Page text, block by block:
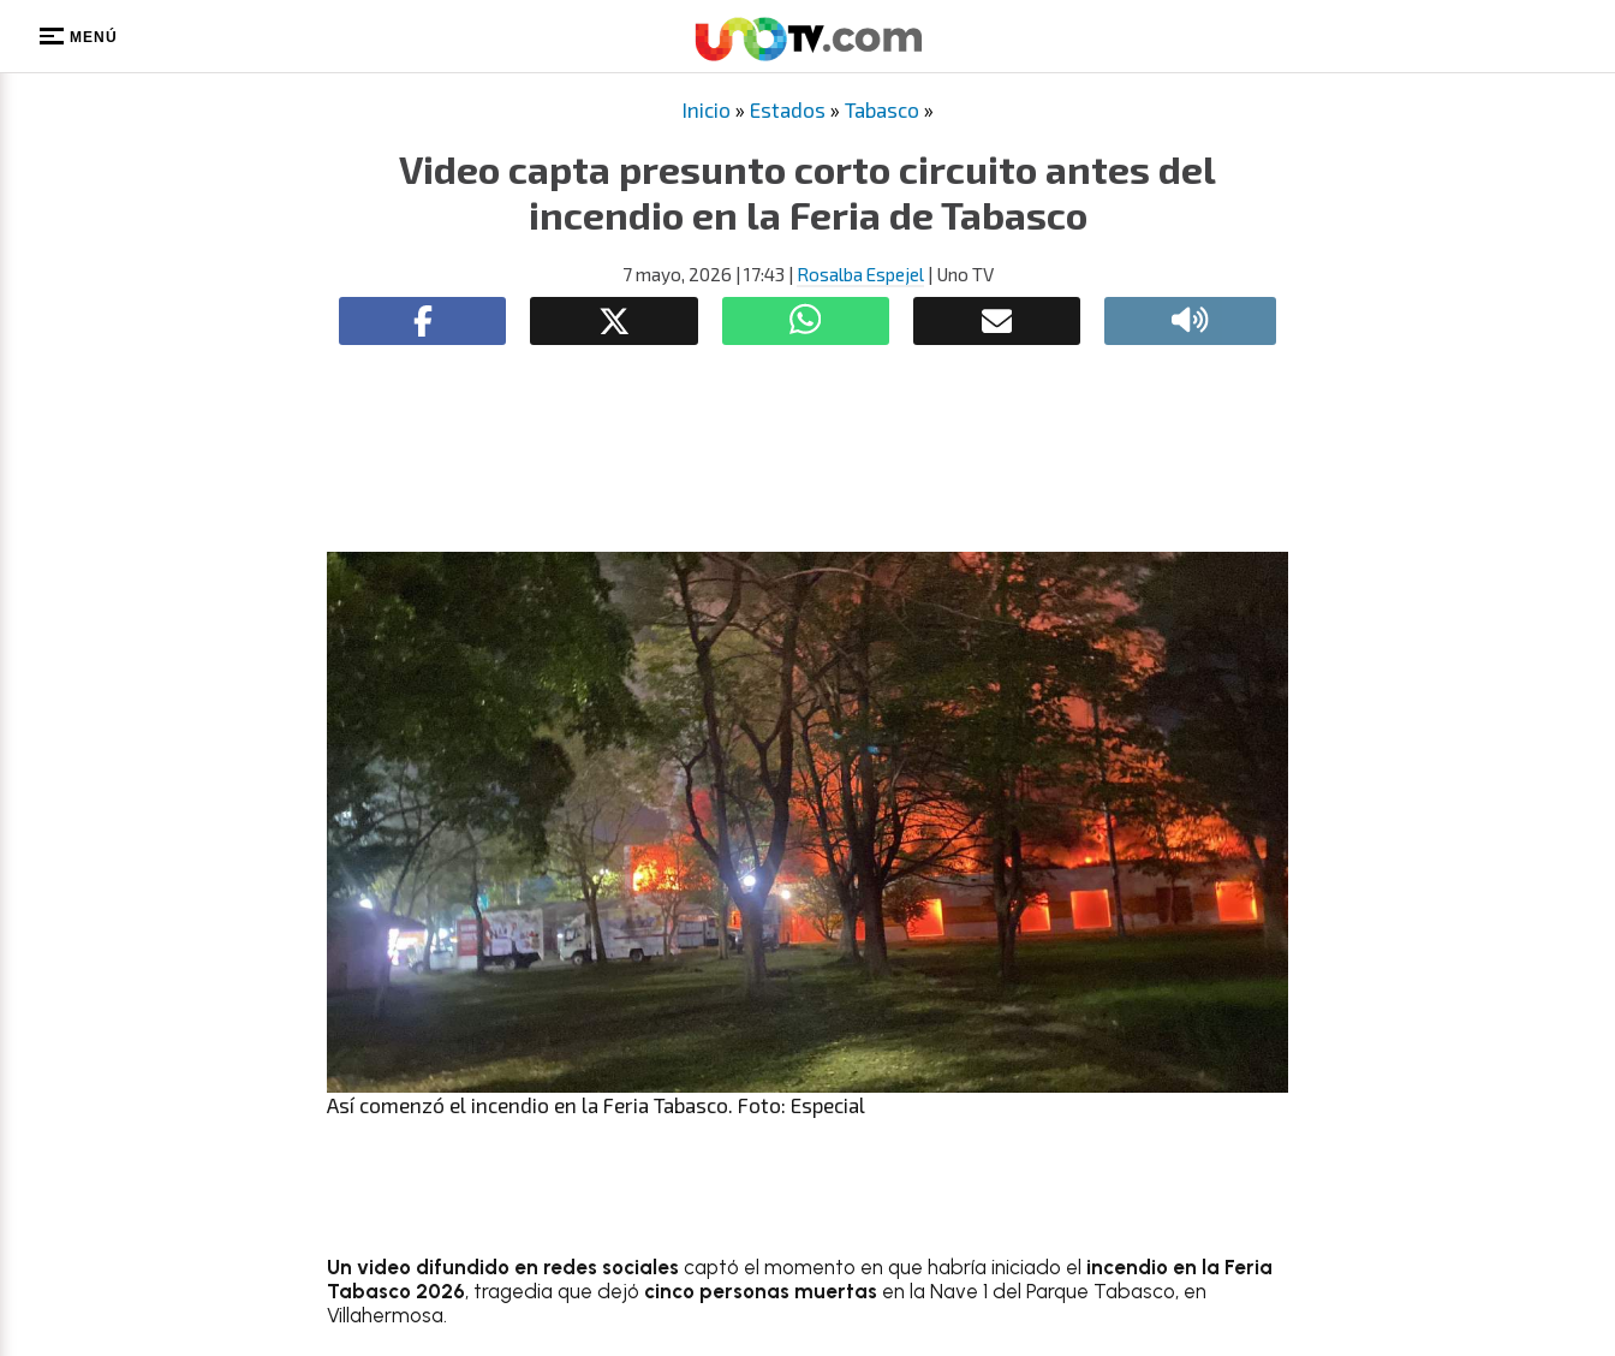
MENÚ
Inicio » Estados » Tabasco »
Video capta presunto corto circuito antes del
incendio en la Feria de Tabasco
7 mayo, 2026 | 17:43 | Rosalba Espejel| Uno TV
Así comenzó el incendio en la Feria Tabasco. Foto: Especial
Un video difundido en redes sociales captó el momento en que habría iniciado el incendio en la Feria
Tabasco 2026, tragedia que dejó cinco personas muertas en la Nave 1 del Parque Tabasco, en
Villahermosa.